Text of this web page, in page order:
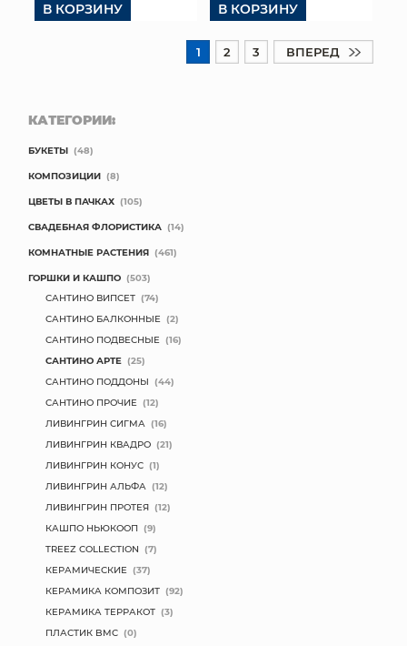
В КОРЗИНУ В КОРЗИНУ
1 2 3 ВПЕРЕД
КАТЕГОРИИ:
БУКЕТЫ (48)
КОМПОЗИЦИИ (8)
ЦВЕТЫ В ПАЧКАХ (105)
СВАДЕБНАЯ ФЛОРИСТИКА (14)
КОМНАТНЫЕ РАСТЕНИЯ (461)
ГОРШКИ И КАШПО (503)
САНТИНО ВИПСЕТ (74)
САНТИНО БАЛКОННЫЕ (2)
САНТИНО ПОДВЕСНЫЕ (16)
САНТИНО АРТЕ (25)
САНТИНО ПОДДОНЫ (44)
САНТИНО ПРОЧИЕ (12)
ЛИВИНГРИН СИГМА (16)
ЛИВИНГРИН КВАДРО (21)
ЛИВИНГРИН КОНУС (1)
ЛИВИНГРИН АЛЬФА (12)
ЛИВИНГРИН ПРОТЕЯ (12)
КАШПО НЬЮКООП (9)
TREEZ COLLECTION (7)
КЕРАМИЧЕСКИЕ (37)
КЕРАМИКА КОМПОЗИТ (92)
КЕРАМИКА ТЕРРАКОТ (3)
ПЛАСТИК BMC (0)